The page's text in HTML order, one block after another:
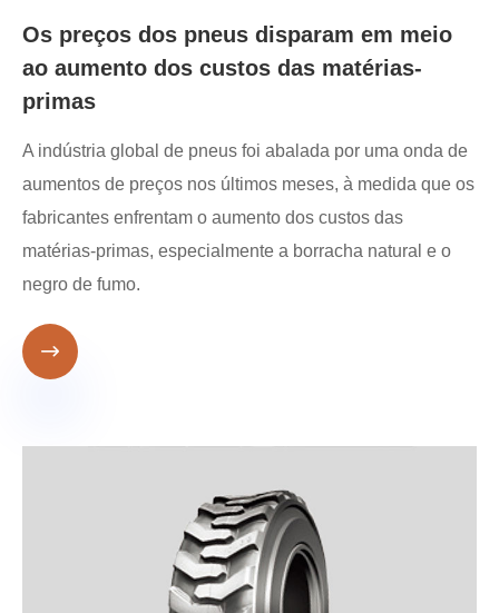
Os preços dos pneus disparam em meio
ao aumento dos custos das matérias-
primas
A indústria global de pneus foi abalada por uma onda de
aumentos de preços nos últimos meses, à medida que os
fabricantes enfrentam o aumento dos custos das
matérias-primas, especialmente a borracha natural e o
negro de fumo.
